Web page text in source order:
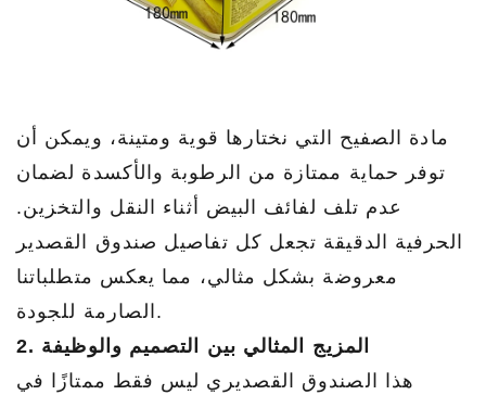
مادة الصفيح التي نختارها قوية ومتينة، ويمكن أن
توفر حماية ممتازة من الرطوبة والأكسدة لضمان
عدم تلف لفائف البيض أثناء النقل والتخزين.
الحرفية الدقيقة تجعل كل تفاصيل صندوق القصدير
معروضة بشكل مثالي، مما يعكس متطلباتنا
الصارمة للجودة.
2. المزيج المثالي بين التصميم والوظيفة
هذا الصندوق القصديري ليس فقط ممتازًا في